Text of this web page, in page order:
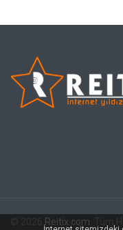
Reitix.com